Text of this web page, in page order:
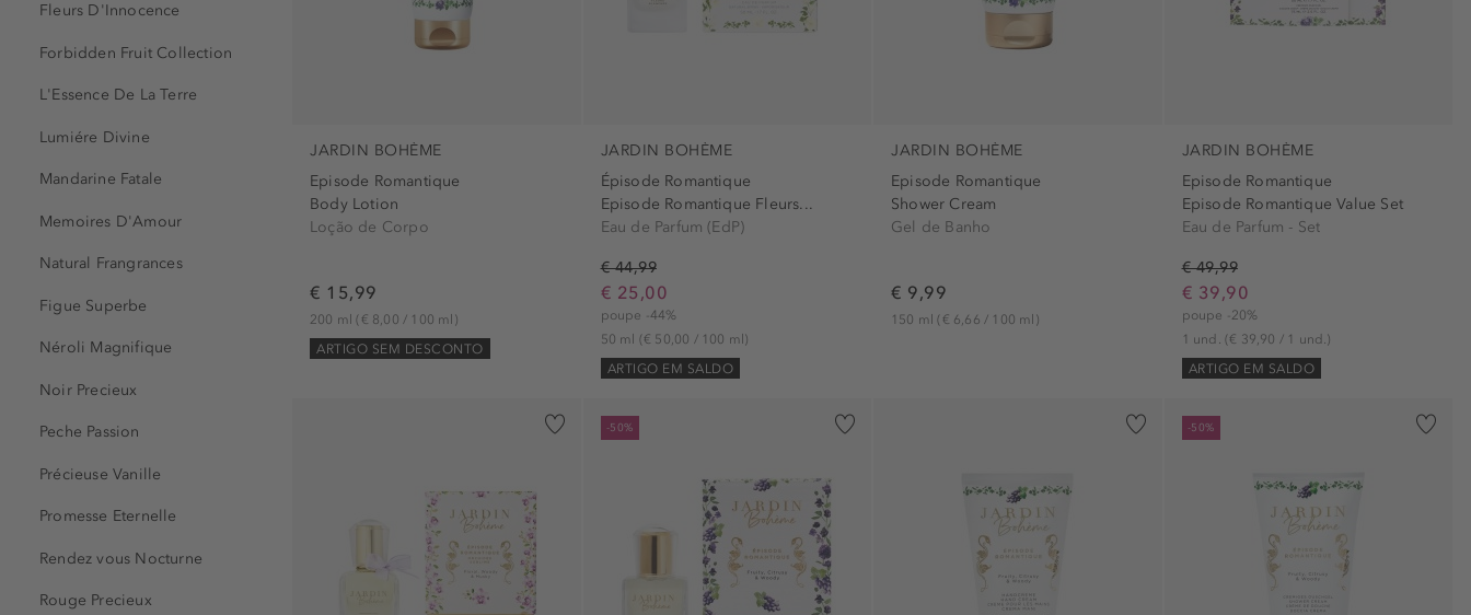
Fleurs D'Innocence
Forbidden Fruit Collection
L'Essence De La Terre
Lumiére Divine
Mandarine Fatale
Memoires D'Amour
Natural Frangrances
Figue Superbe
Néroli Magnifique
Noir Precieux
Peche Passion
Précieuse Vanille
Promesse Eternelle
Rendez vous Nocturne
Rouge Precieux
JARDIN BOHÈME
Episode Romantique
Body Lotion
Loção de Corpo
€ 15,99
200 ml(€ 8,00 / 100 ml)
ARTIGO SEM DESCONTO
JARDIN BOHÈME
Épisode Romantique
Episode Romantique Fleurs...
Eau de Parfum (EdP)
€ 44,99
€ 25,00
poupe -44%
50 ml (€ 50,00 / 100 ml)
ARTIGO EM SALDO
JARDIN BOHÈME
Episode Romantique
Shower Cream
Gel de Banho
€ 9,99
150 ml(€ 6,66 / 100 ml)
JARDIN BOHÈME
Episode Romantique
Episode Romantique Value Set
Eau de Parfum - Set
€ 49,99
€ 39,90
poupe -20%
1 und. (€ 39,90 / 1 und.)
ARTIGO EM SALDO
-50% -50%